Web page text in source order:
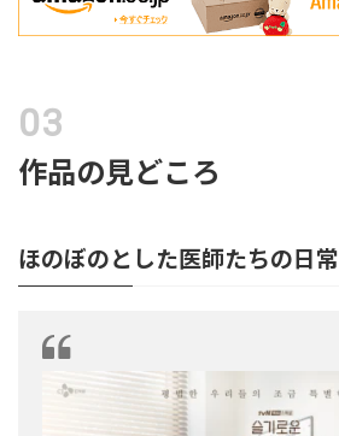
作品の見どころ
ほのぼのとした医師たちの日常